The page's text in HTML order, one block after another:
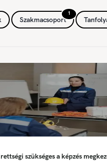
1
Szakmacsoport
szükséges a képzés